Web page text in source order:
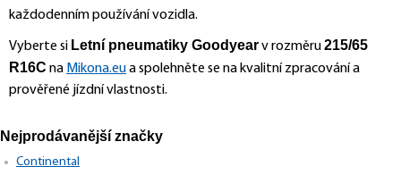
každodenním používání vozidla.
Vyberte si Letní pneumatiky Goodyearv rozměru215/65
R16C na Mikona.eua spolehněte se na kvalitní zpracování a
prověřené jízdní vlastnosti.
Nejprodávanější značky
Continental